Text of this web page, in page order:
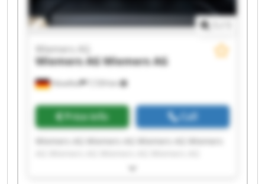
Hövelhof 7,729 km
Wiemers AG
Wiemers AGWiemers AG
Price info Call
Wiemers AG Wiemers AG Wiemers AG Wiemers
Wiemers AG Wiemers AG Wiemers AG Wiemers